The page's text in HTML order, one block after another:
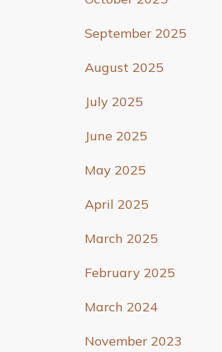
September 2025
August 2025
July 2025
June 2025
May 2025
April 2025
March 2025
February 2025
March 2024
November 2023